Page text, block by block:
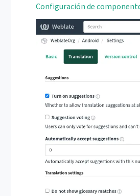
Configuración de